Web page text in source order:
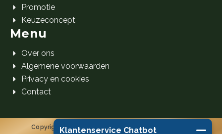
Promotie
Keuzeconcept
Menu
Over ons
Algemene voorwaarden
Privacy en cookies
Contact
Copyright 2026 Global Gift Group B.V. © Alle rechten
Klantenservice Chatbot